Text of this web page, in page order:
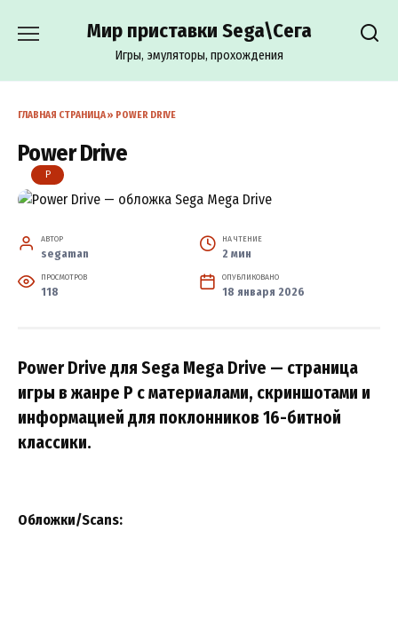
Мир приставки Sega\Сега
Игры, эмуляторы, прохождения
ГЛАВНАЯ СТРАНИЦА» POWER DRIVE
Power Drive
P
АВТОР
segaman
НА ЧТЕНИЕ
2 мин
ПРОСМОТРОВ
118
ОПУБЛИКОВАНО
18 января 2026
Power Drive для Sega Mega Drive — страница
игры в жанре P с материалами, скриншотами и
информацией для поклонников 16-битной
классики.
Обложки/Scans: